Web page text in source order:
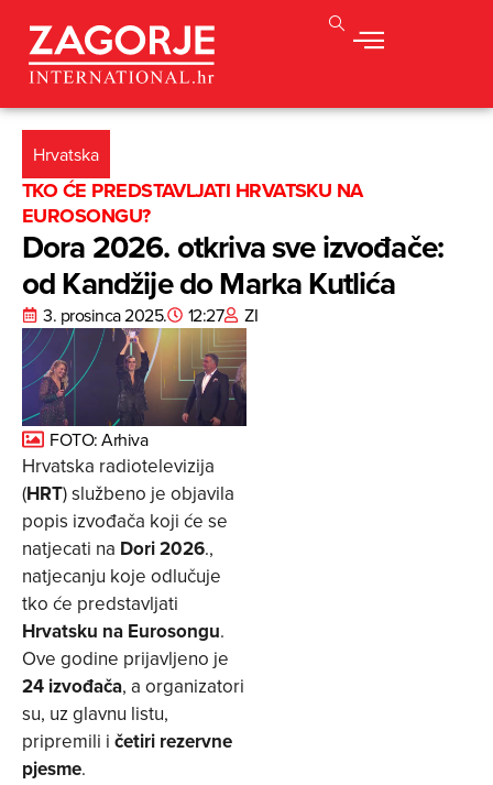
Hrvatska
TKO ĆE PREDSTAVLJATI HRVATSKU NA
EUROSONGU?
Dora 2026. otkriva sve izvođače:
od Kandžije do Marka Kutlića
3. prosinca 2025. 12:27 ZI
FOTO: Arhiva
Hrvatska radiotelevizija
(HRT) službeno je objavila
popis izvođača koji će se
natjecati na Dori 2026.,
natjecanju koje odlučuje
tko će predstavljati
Hrvatsku na Eurosongu.
Ove godine prijavljeno je
24 izvođača, a organizatori
su, uz glavnu listu,
pripremili i četiri rezervne
pjesme.